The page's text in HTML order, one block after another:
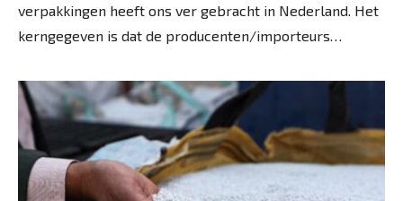
verpakkingen heeft ons ver gebracht in Nederland. Het
kerngegeven is dat de producenten/importeurs…